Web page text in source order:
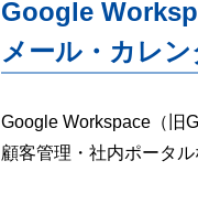
Google
メール・カレ
Google Workspace（旧
顧客管理・社内ポータ